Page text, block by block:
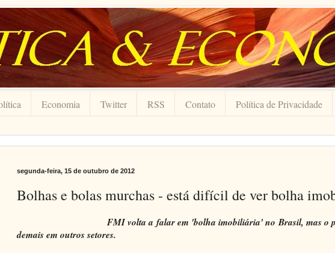
Economia Twitter RSS Contato Política de Privacidade
segunda-feira, 15 de outubro de 2012
Bolhas e bolas murchas - está difícil de ver bolha
FMI volta a falar em 'bolha imobiliária' no Brasil, mas o
demais em outros setores.